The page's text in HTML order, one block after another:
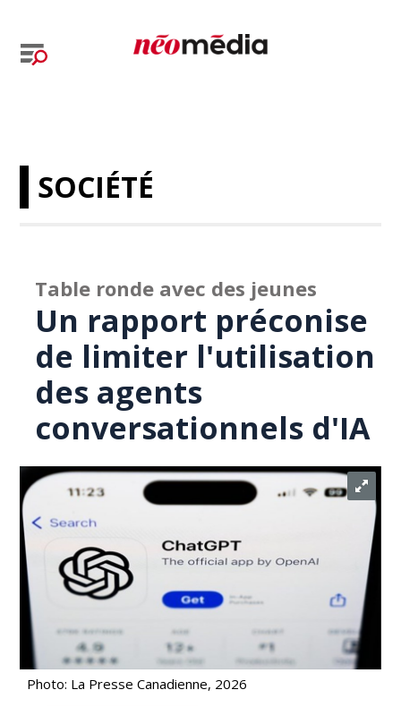
SOCIÉTÉ
Table ronde avec des jeunes
Un rapport préconise
de limiter l'utilisation
des agents
conversationnels d'IA
Photo: La Presse Canadienne, 2026